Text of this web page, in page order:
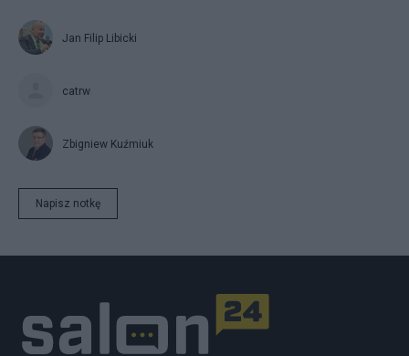
Jan Filip Libicki
catrw
Zbigniew Kuźmiuk
Napisz notkę